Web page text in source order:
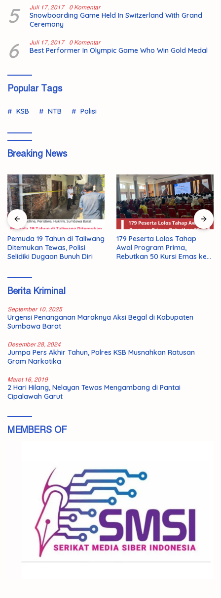
5 Juli 17, 2017 0 Komentar
Snowboarding Game Held In Switzerland With Grand
Ceremony
6 Juli 17, 2017 0 Komentar
Best Performer In Olympic Game Who Win Gold Medal
Popular Tags
KSB NTB Polisi
Breaking News
Pemuda 19 Tahun di Taliwang
Ditemukan Tewas, Polisi
Selidiki Dugaan Bunuh Diri
179 Peserta Lolos Tahap
Awal Program Prima,
Rebutkan 50 Kursi Emas ke
Berita Kriminal
September 10, 2025
Urgensi Penanganan Maraknya Aksi Begal di Kabupaten
Sumbawa Barat
Desember 28, 2024
Jumpa Pers Akhir Tahun, Polres KSB Musnahkan Ratusan
Gram Narkotika
Maret 16, 2019
2 Hari Hilang, Nelayan Tewas Mengambang di Pantai
Cipalawah Garut
MEMBERS OF